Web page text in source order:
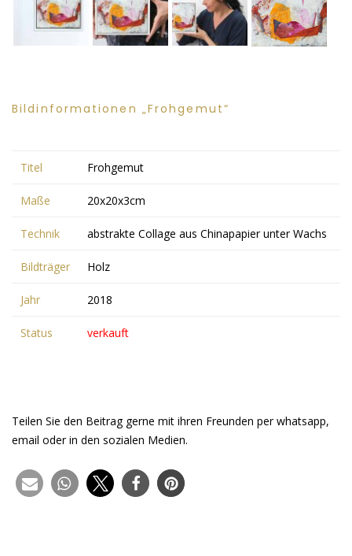
Bildinformationen „Frohgemut“
Titel Frohgemut
Maße 20x20x3cm
Technik abstrakte Collage aus Chinapapier unter Wachs
Bildträger Holz
Jahr 2018
Status verkauft
Teilen Sie den Beitrag gerne mit ihren Freunden per whatsapp,
email oder in den sozialen Medien.